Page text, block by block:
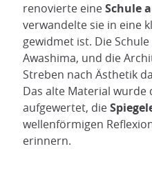
renovierte eineSchule
verwandelte sie in eine
gewidmet ist. Die
Awashima, und die
Streben nach Ästhetik
Das alte Material
aufgewertet, die
wellenförmigen
erinnern.